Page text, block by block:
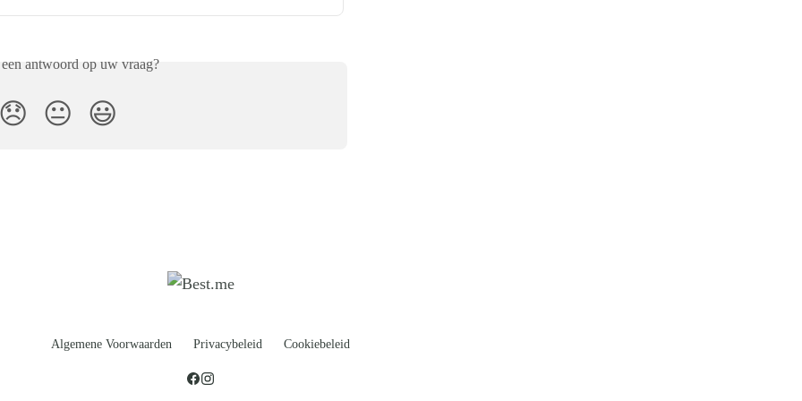
antwoord op uw vraag?
😞 😐 😃
Algemene Voorwaarden Privacybeleid Cookiebeleid